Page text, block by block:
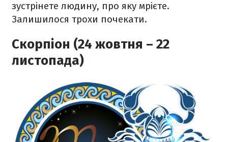
зустрінете людину, про яку мрієте.
Залишилося трохи почекати.
Скорпіон (24 жовтня – 22
листопада)